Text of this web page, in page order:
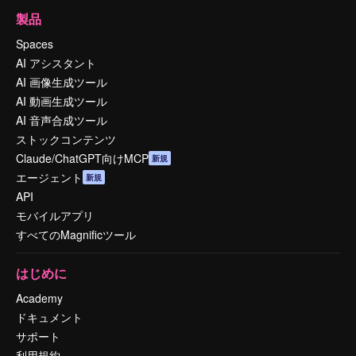
製品
Spaces
AI アシスタント
AI 画像生成ツール
AI 動画生成ツール
AI 音声合成ツール
ストックコンテンツ
Claude/ChatGPT向けMCP 新規
エージェント 新規
API
モバイルアプリ
すべてのMagnificツール
はじめに
Academy
ドキュメント
サポート